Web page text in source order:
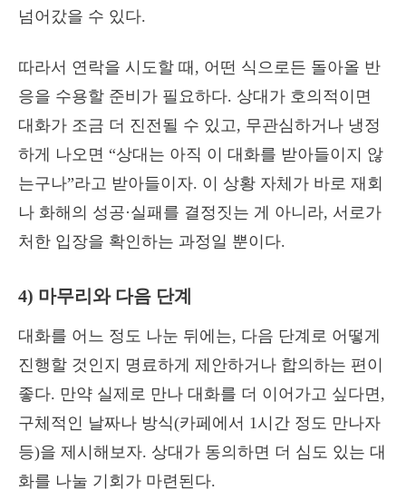
넘어갔을 수 있다.
따라서 연락을 시도할 때, 어떤 식으로든 돌아올 반
응을 수용할 준비가 필요하다. 상대가 호의적이면
대화가 조금 더 진전될 수 있고, 무관심하거나 냉정
하게 나오면 “상대는 아직 이 대화를 받아들이지 않
는구나”라고 받아들이자. 이 상황 자체가 바로 재회
나 화해의 성공·실패를 결정짓는 게 아니라, 서로가
처한 입장을 확인하는 과정일 뿐이다.
4) 마무리와 다음 단계
대화를 어느 정도 나눈 뒤에는, 다음 단계로 어떻게
진행할 것인지 명료하게 제안하거나 합의하는 편이
좋다. 만약 실제로 만나 대화를 더 이어가고 싶다면,
구체적인 날짜나 방식(카페에서 1시간 정도 만나자
등)을 제시해보자. 상대가 동의하면 더 심도 있는 대
화를 나눌 기회가 마련된다.